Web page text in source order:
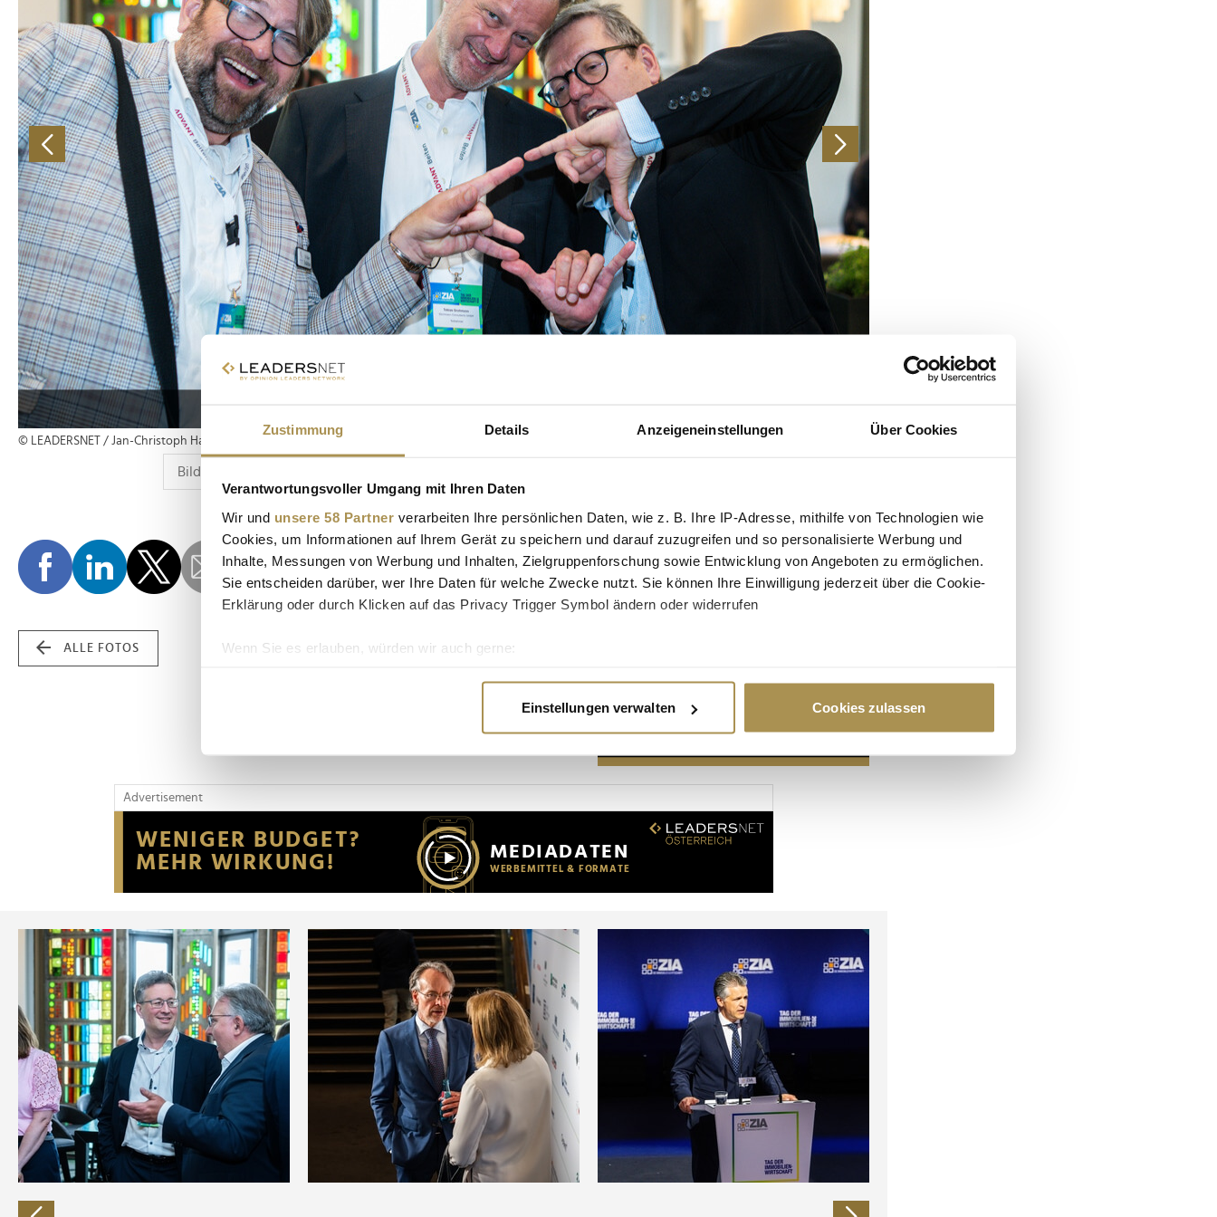
Zustimmung Details Anzeigeneinstellungen Über Cookies
Verantwortungsvoller Umgang mit Ihren Daten
Wir und unsere 58 Partner verarbeiten Ihre persönlichen Daten, wie z. B. Ihre IP-Adresse, mithilfe von Technologien wie
Cookies, um Informationen auf Ihrem Gerät zu speichern und darauf zuzugreifen und so personalisierte Werbung und
Inhalte, Messungen von Werbung und Inhalten, Zielgruppenforschung sowie Entwicklung von Angeboten zu ermöglichen.
Sie entscheiden darüber, wer Ihre Daten für welche Zwecke nutzt. Sie können Ihre Einwilligung jederzeit über die Cookie-
Erklärung oder durch Klicken auf das Privacy Trigger Symbol ändern oder widerrufen
Wenn Sie es erlauben, würden wir auch gerne:
Erfahren Sie mehr darüber, wie Ihre persönlichen Daten verarbeitet werden, und legen Sie Ihre Präferenzen im
Wir verwenden Cookies, um Inhalte und Anzeigen zu personalisieren, Funktionen für soziale Medien anbieten zu können
Website an unsere Partner für soziale Medien, Werbung und Analysen weiter. Unsere Partner führen diese Informationen
möglicherweise mit weiteren Daten zusammen, die Sie ihnen bereitgestellt haben oder die sie im Rahmen Ihrer Nutzung
der Dienste gesammelt haben.
Einstellungen verwalten Cookies zulassen
© LEADERSNET / Jan-Christoph Hartung
ALLE FOTOS
Advertisement
Advertisement